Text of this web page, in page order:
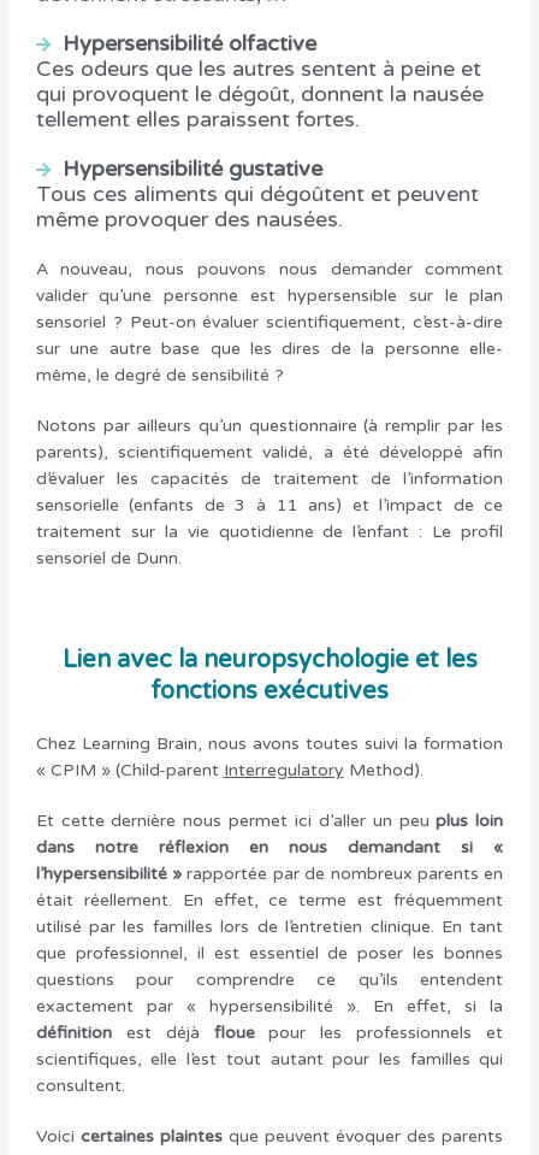
Hypersensibilité olfactive
Ces odeurs que les autres sentent à peine et
qui provoquent le dégoût, donnent la nausée
tellement elles paraissent fortes.
Hypersensibilité gustative
Tous ces aliments qui dégoûtent et peuvent
même provoquer des nausées.
A nouveau, nous pouvons nous demander comment
valider qu’une personne est hypersensible sur le plan
sensoriel ? Peut-on évaluer scientifiquement, c’est-à-dire
sur une autre base que les dires de la personne elle-
même, le degré de sensibilité ?
Notons par ailleurs qu’un questionnaire (à remplir par les
parents), scientifiquement validé, a été développé afin
d’évaluer les capacités de traitement de l’information
sensorielle (enfants de 3 à 11 ans) et l’impact de ce
traitement sur la vie quotidienne de l’enfant : Le profil
sensoriel de Dunn.
Lien avec la neuropsychologie et les
fonctions exécutives
Chez Learning Brain, nous avons toutes suivi la formation
« CPIM » (Child-parent Interregulatory Method).
Et cette dernière nous permet ici d’aller un peuplus loin
dans notre réflexion en nous demandant si «
l’hypersensibilité »rapportée par de nombreux parents en
était réellement. En effet, ce terme est fréquemment
utilisé par les familles lors de l’entretien clinique. En tant
que professionnel, il est essentiel de poser les bonnes
questions pour comprendre ce qu’ils entendent
exactement par « hypersensibilité ». En effet, si la
définitionest déjà flouepour les professionnels et
scientifiques, elle l’est tout autant pour les familles qui
consultent.
Voici certaines plaintesque peuvent évoquer des parents